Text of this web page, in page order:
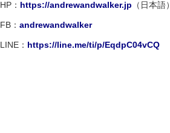
HP： https://andrewandwalker.jp （日本語）
FB： andrewandwalker
LINE： https://line.me/ti/p/EqdpC04vCQ